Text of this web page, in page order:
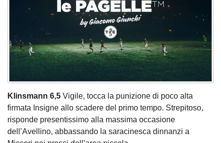
Klinsmann 6,5 Vigile, tocca la punizione di poco alta
firmata Insigne allo scadere del primo tempo. Strepitoso,
risponde presentissimo alla massima occasione
dell’Avellino, abbassando la saracinesca dinnanzi a